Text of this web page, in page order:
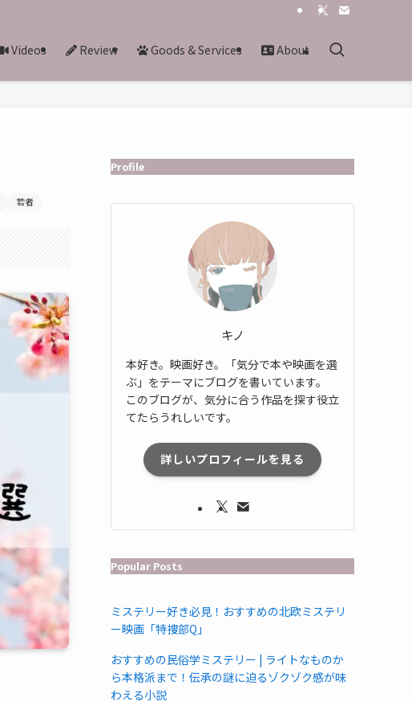
Videos Review Goods & Services About
若者
Profile
キノ
本好き。映画好き。「気分で本や映画を選
ぶ」をテーマにブログを書いています。
このブログが、気分に合う作品を探す役立
てたらうれしいです。
詳しいプロフィールを見る
Popular Posts
ミステリー好き必見！おすすめの北欧ミステリ
ー映画「特捜部Q」
おすすめの民俗学ミステリー | ライトなものか
ら本格派まで！伝承の謎に迫るゾクゾク感が味
わえる小説